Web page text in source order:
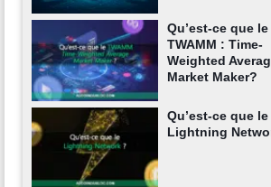
Qu’est-ce que le
TWAMM : Time-
Weighted
Market Maker?
Qu’est-ce que le
Lightning